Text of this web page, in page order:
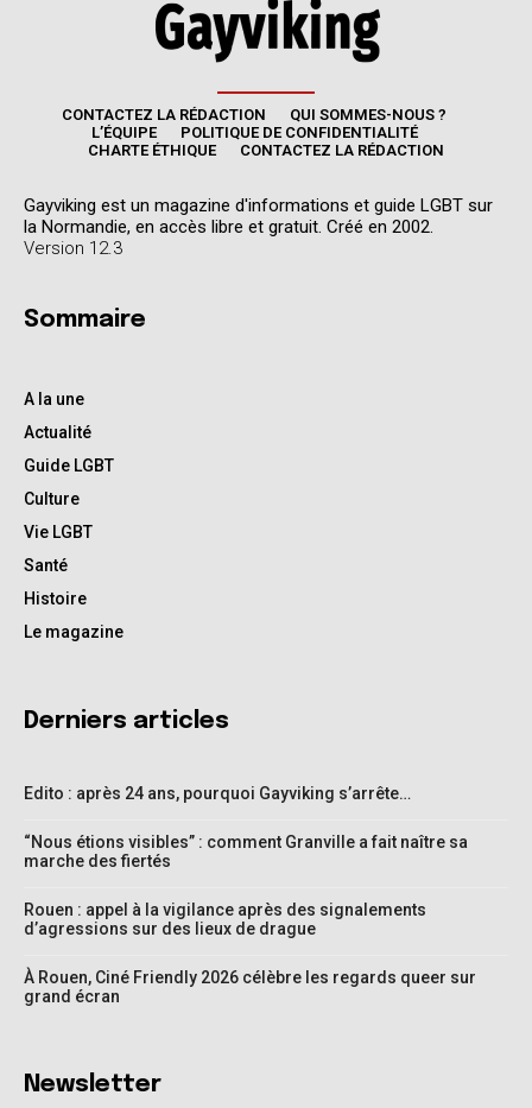
CONTACTEZ LA RÉDACTION
QUI SOMMES-NOUS ?
L’ÉQUIPE
POLITIQUE DE CONFIDENTIALITÉ
CHARTE ÉTHIQUE
CONTACTEZ LA RÉDACTION
Gayviking est un magazine d'informations et guide LGBT sur
la Normandie, en accès libre et gratuit. Créé en 2002.
Version 12.3
Sommaire
A la une
Actualité
Guide LGBT
Culture
Vie LGBT
Santé
Histoire
Le magazine
Derniers articles
Edito : après 24 ans, pourquoi Gayviking s’arrête…
“Nous étions visibles” : comment Granville a fait naître sa
marche des fiertés
Rouen : appel à la vigilance après des signalements
d’agressions sur des lieux de drague
À Rouen, Ciné Friendly 2026 célèbre les regards queer sur
grand écran
Newsletter